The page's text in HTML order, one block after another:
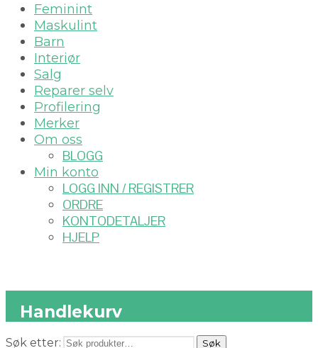
Feminint
Maskulint
Barn
Interiør
Salg
Reparer selv
Profilering
Merker
Om oss
BLOGG
Min konto
LOGG INN / REGISTRER
ORDRE
KONTODETALJER
HJELP
Handlekurv
Søk etter: Søk